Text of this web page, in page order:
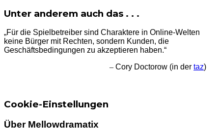
Unter anderem auch das . . .
„Für die Spielbetreiber sind Charaktere in Online-Welten
keine Bürger mit Rechten, sondern Kunden, die
Geschäftsbedingungen zu akzeptieren haben.“
– Cory Doctorow (in der taz)
Cookie-Einstellungen
Über Mellowdramatix